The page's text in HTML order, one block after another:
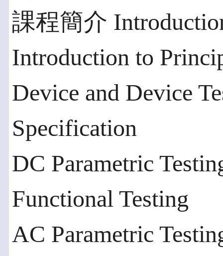
課程簡介
Introduction to
Device and Device
Specification
DC Parametric
Functional Testing
AC Parametric